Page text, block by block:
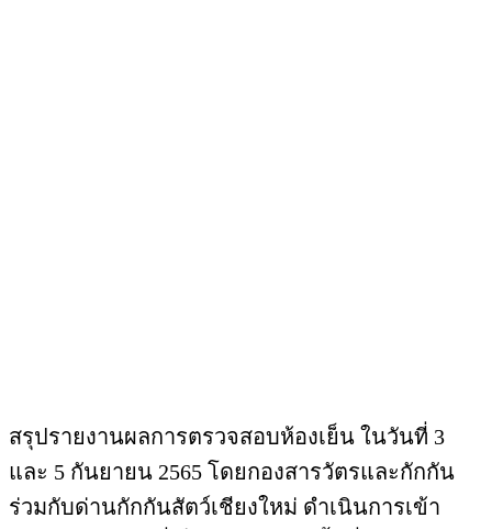
สรุปรายงานผลการตรวจสอบห้องเย็น ในวันที่ 3
และ 5 กันยายน 2565 โดยกองสารวัตรและกักกัน
ร่วมกับด่านกักกันสัตว์เชียงใหม่ ดำเนินการเข้า